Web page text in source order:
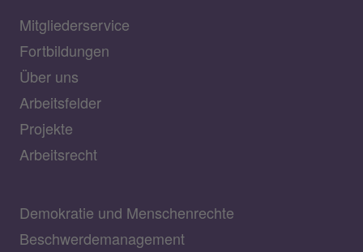
Mitgliederservice
Fortbildungen
Über uns
Arbeitsfelder
Projekte
Arbeitsrecht
Demokratie und Menschenrechte
Beschwerdemanagement